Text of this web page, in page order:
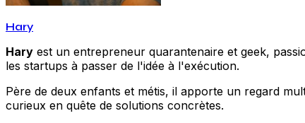
Hary
Hary est un entrepreneur quarantenaire et geek,
les startups à passer de l'idée à l'exécution.
Père de deux enfants et métis, il apporte un regard
curieux en quête de solutions concrètes.